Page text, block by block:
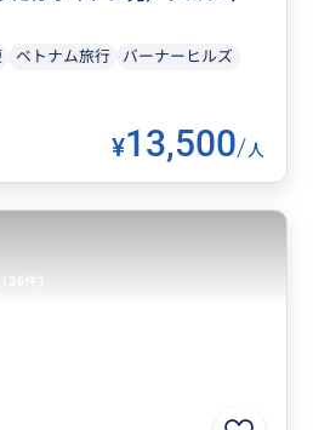
ベトナム旅行 バーナーヒルズ
¥13,500/人
(36件)